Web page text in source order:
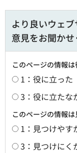
より良いウェ
意見をお聞か
このページの情報
1：役に立った
3：役に立たな
このページの情報
1：見つけやす
3：見つけにく